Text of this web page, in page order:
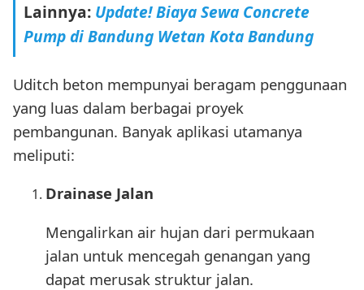
Lainnya: Update! Biaya Sewa Concrete
Pump di Bandung Wetan Kota Bandung
Uditch beton mempunyai beragam penggunaan
yang luas dalam berbagai proyek
pembangunan. Banyak aplikasi utamanya
meliputi:
Drainase Jalan
Mengalirkan air hujan dari permukaan
jalan untuk mencegah genangan yang
dapat merusak struktur jalan.